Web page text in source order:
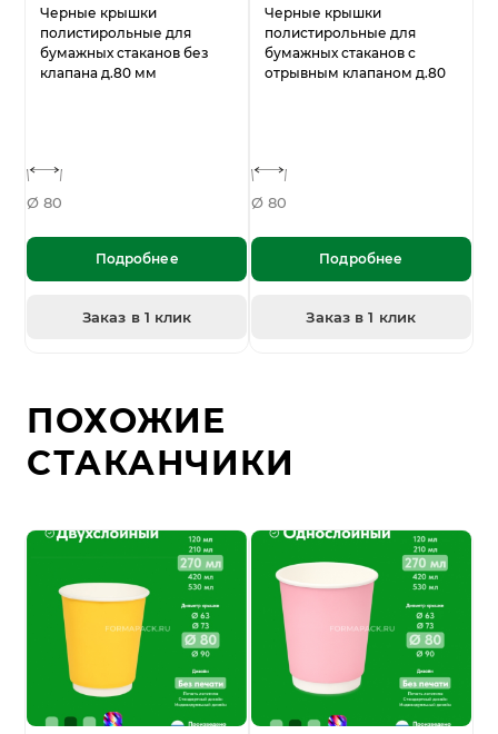
Черные крышки
полистирольные для
бумажных стаканов без
клапана д.80 мм
Ø 80
Подробнее
Заказ в 1 клик
Черные крышки
полистирольные для
бумажных стаканов с
отрывным клапаном д.80
Ø 80
Подробнее
Заказ в 1 клик
ПОХОЖИЕ
СТАКАНЧИКИ